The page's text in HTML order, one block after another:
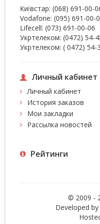
Київстар: (068) 691-00-
Vodafone: (095) 691-00-
Lifecell: (073) 691-00-06
Укртелеком: (0472) 54-
Укртелеком: ( 0472) 54-
Личный кабинет
Личный кабинет
История заказов
Мои закладки
Рассылка новостей
Рейтинги
© 2009 -
Developed